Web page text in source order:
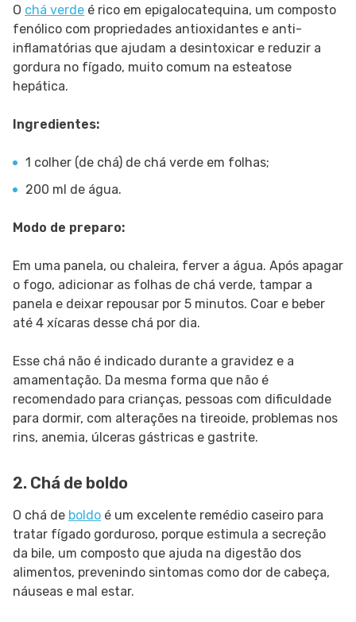
O chá verde é rico em epigalocatequina, um composto
fenólico com propriedades antioxidantes e anti-
inflamatórias que ajudam a desintoxicar e reduzir a
gordura no fígado, muito comum na esteatose
hepática.
Ingredientes:
1 colher (de chá) de chá verde em folhas;
200 ml de água.
Modo de preparo:
Em uma panela, ou chaleira, ferver a água. Após apagar
o fogo, adicionar as folhas de chá verde, tampar a
panela e deixar repousar por 5 minutos. Coar e beber
até 4 xícaras desse chá por dia.
Esse chá não é indicado durante a gravidez e a
amamentação. Da mesma forma que não é
recomendado para crianças, pessoas com dificuldade
para dormir, com alterações na tireoide, problemas nos
rins, anemia, úlceras gástricas e gastrite.
2. Chá de boldo
O chá de boldo é um excelente remédio caseiro para
tratar fígado gorduroso, porque estimula a secreção
da bile, um composto que ajuda na digestão dos
alimentos, prevenindo sintomas como dor de cabeça,
náuseas e mal estar.